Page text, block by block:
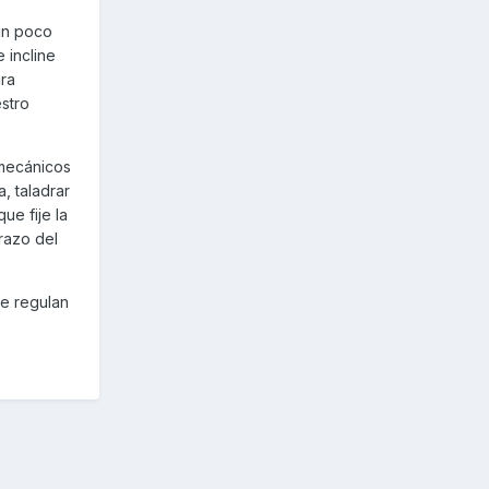
poco
incline
taladrar
fije la
del
regulan